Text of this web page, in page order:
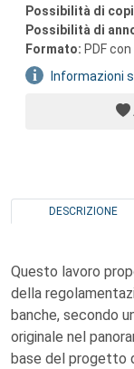
Possibilità di
Possibilità di
Formato: PDF con
Informazioni
DESCRIZIONE
Questo lavoro
della
banche, secondo
originale nel
base del progetto